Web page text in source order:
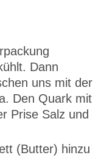
Dann
uns mit der
Den Quark mit
Prise Salz und
(Butter) hinzu